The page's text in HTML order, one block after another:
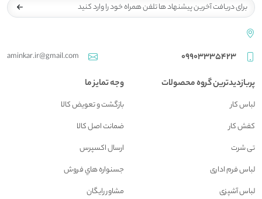
09903335423
aminkar.ir@gmail.com
پربازدیدترین گروه محصولات
لباس کار
کفش کار
تی شرت
لباس فرم اداری
لباس آشپزی
وجه تمایز ما
بازگشت و تعويض کالا
ضمانت اصل کالا
ارسال اکسپرس
جسنواره هاي فروش
مشاور رايگان